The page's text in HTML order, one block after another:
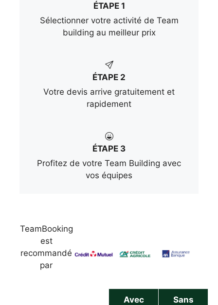
ÉTAPE 1
Sélectionner votre activité de Team
building au meilleur prix
ÉTAPE 2
Votre devis arrive gratuitement et
rapidement
ÉTAPE 3
Profitez de votre Team Building avec
vos équipes
TeamBooking
est
recommandé
par
Avec
Sans